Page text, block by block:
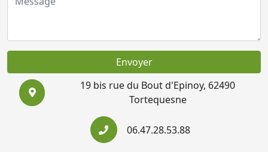
Envoyer
19 bis rue du Bout d'Epinoy, 62490
Tortequesne
06.47.28.53.88